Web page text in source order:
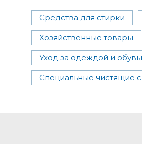
Средства для стирки
Хозяйственные товары
Уход за одеждой и
Специальные чистящие